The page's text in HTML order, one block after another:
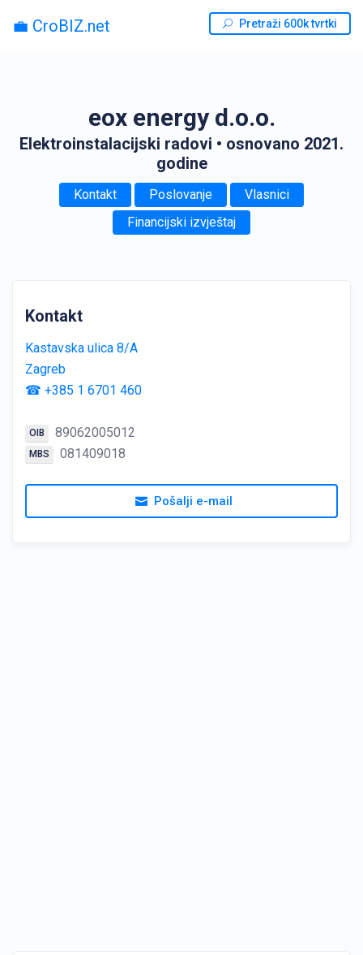
💼 CroBIZ.net Pretraži 600k tvrtki
eox energy d.o.o.
Elektroinstalacijski radovi • osnovano 2021.
godine
Kontakt Poslovanje
Vlasnici
Financijski izvještaj
Kontakt
Kastavska ulica 8/A
Zagreb
☎ +385 1 6701 460
OIB 89062005012
MBS 081409018
Pošalji e-mail